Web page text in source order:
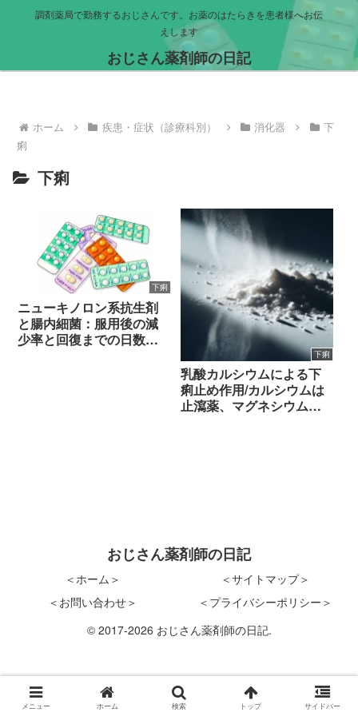
調剤薬局で勤務するおじさんです。お薬のはたらきを患者様へお伝
えします
おじさん薬剤師の日記
ホーム 疾患・症状（診療科別） 消化器
下
痢
下痢
下痢
ニューキノロン系抗生剤
と腸内細菌：服用後の減
少率と回復までの日数を
下痢
乳酸カルシウムによる下
痢止め作用/カルシウムは
止瀉薬、マグネシウムは
おじさん薬剤師の日記
＜ホーム＞
＜サイトマップ＞
＜お問い合わせ＞
＜プライバシーポリシー＞
© 2017-2026 おじさん薬剤師の日記.
メニュー ホーム 検索 トップ サイドバー